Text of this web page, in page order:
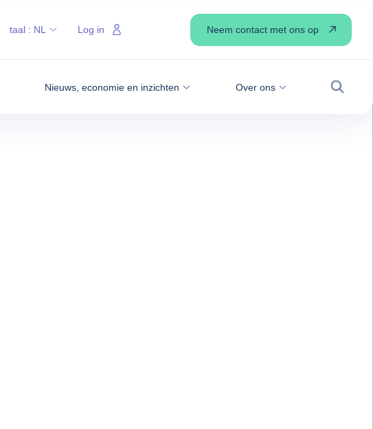
Nieuws, economie en inzichten Over ons
Zoek
taal : NL Log in Neem contact met ons op